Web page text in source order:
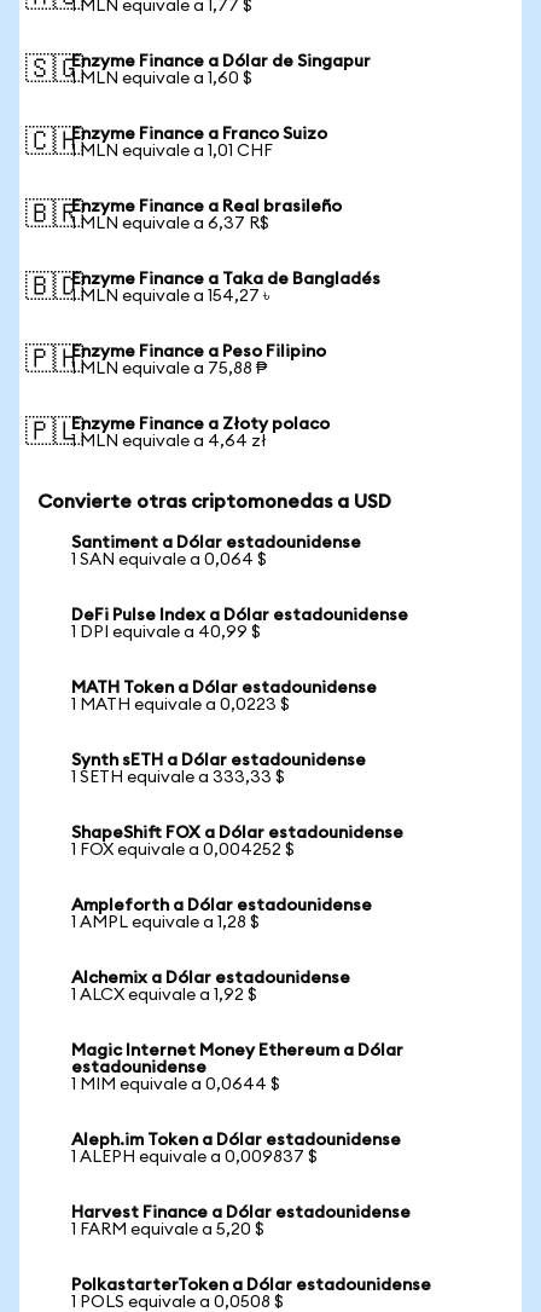
1 MLN equivale a 1,77 $
🇸🇬Enzyme Finance a Dólar de Singapur
1 MLN equivale a 1,60 $
🇨🇭Enzyme Finance a Franco Suizo
1 MLN equivale a 1,01 CHF
🇧🇷Enzyme Finance a Real brasileño
1 MLN equivale a 6,37 R$
🇧🇩Enzyme Finance a Taka de Bangladés
1 MLN equivale a 154,27 ৳
🇵🇭Enzyme Finance a Peso Filipino
1 MLN equivale a 75,88 ₱
🇵🇱Enzyme Finance a Złoty polaco
1 MLN equivale a 4,64 zł
Convierte otras criptomonedas a USD
Santiment a Dólar estadounidense
1 SAN equivale a 0,064 $
DeFi Pulse Index a Dólar estadounidense
1 DPI equivale a 40,99 $
MATH Token a Dólar estadounidense
1 MATH equivale a 0,0223 $
Synth sETH a Dólar estadounidense
1 SETH equivale a 333,33 $
ShapeShift FOX a Dólar estadounidense
1 FOX equivale a 0,004252 $
Ampleforth a Dólar estadounidense
1 AMPL equivale a 1,28 $
Alchemix a Dólar estadounidense
1 ALCX equivale a 1,92 $
Magic Internet Money Ethereum a Dólar
estadounidense
1 MIM equivale a 0,0644 $
Aleph.im Token a Dólar estadounidense
1 ALEPH equivale a 0,009837 $
Harvest Finance a Dólar estadounidense
1 FARM equivale a 5,20 $
PolkastarterToken a Dólar estadounidense
1 POLS equivale a 0,0508 $